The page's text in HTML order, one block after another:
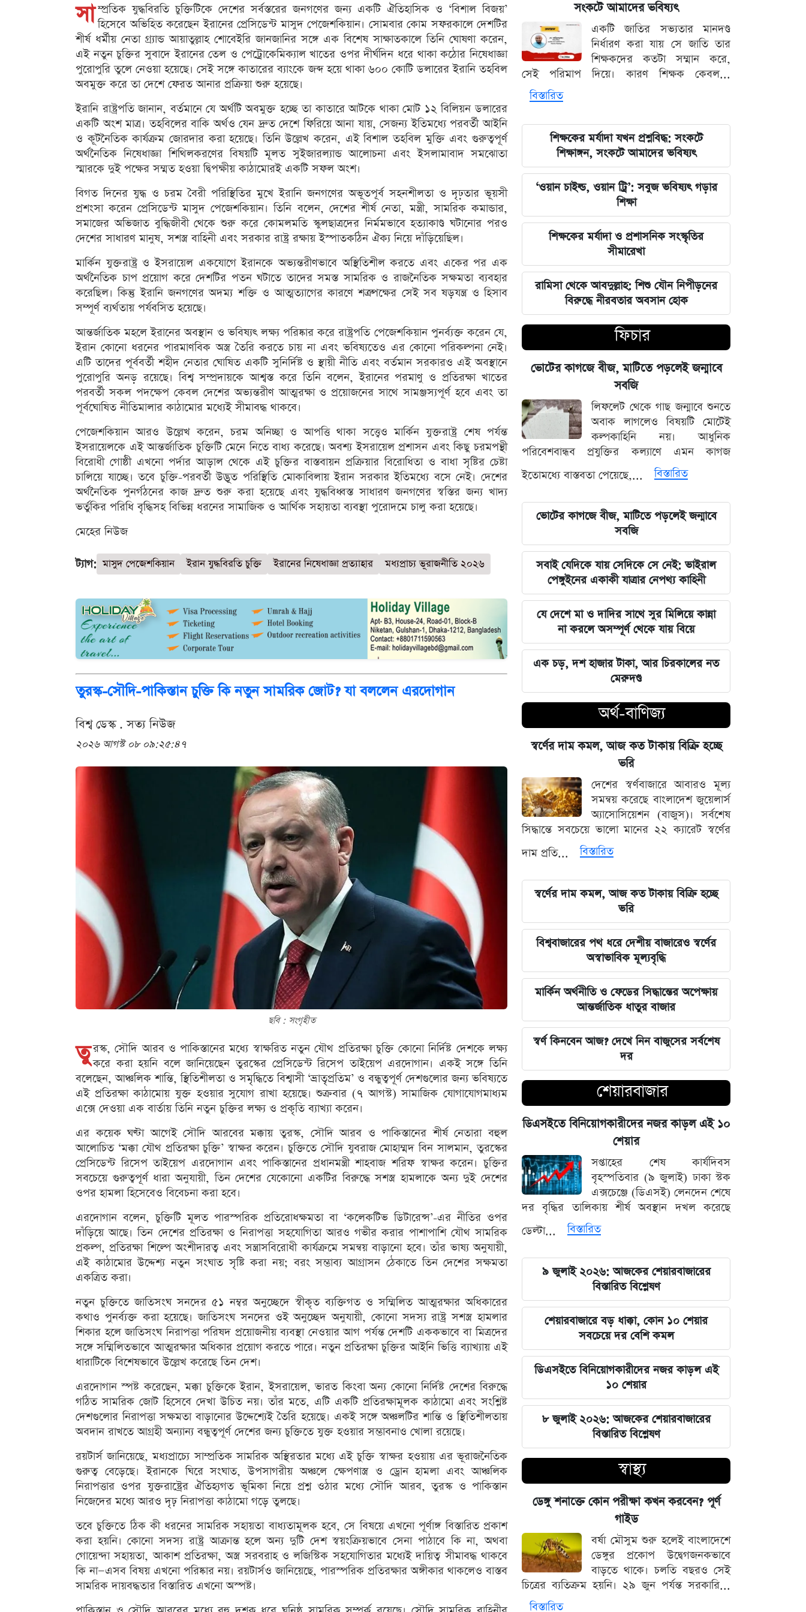
সা ম্প্রতিক যুদ্ধবিরতি চুক্তিটিকে দেশের সর্বস্তরের জনগণের জন্য একটি ঐতিহাসিক ও ‘বিশাল বিজয়’
হিসেবে অভিহিত করেছেন ইরানের প্রেসিডেন্ট মাসুদ পেজেশকিয়ান। সোমবার কোম সফরকালে দেশটির
শীর্ষ ধর্মীয় নেতা গ্র্যান্ড আয়াতুল্লাহ শোবেইরি জানজানির সঙ্গে এক বিশেষ সাক্ষাতকালে তিনি ঘোষণা করেন,
এই নতুন চুক্তির সুবাদে ইরানের তেল ও পেট্রোকেমিক্যাল খাতের ওপর দীর্ঘদিন ধরে থাকা কঠোর নিষেধাজ্ঞা
পুরোপুরি তুলে নেওয়া হয়েছে। সেই সঙ্গে কাতারের ব্যাংকে জব্দ হয়ে থাকা ৬০০ কোটি ডলারের ইরানি তহবিল
অবমুক্ত করে তা দেশে ফেরত আনার প্রক্রিয়া শুরু হয়েছে।
ইরানি রাষ্ট্রপতি জানান, বর্তমানে যে অর্থটি অবমুক্ত হচ্ছে তা কাতারে আটকে থাকা মোট ১২ বিলিয়ন ডলারের
একটি অংশ মাত্র। তহবিলের বাকি অর্থও যেন দ্রুত দেশে ফিরিয়ে আনা যায়, সেজন্য ইতিমধ্যে পরবর্তী আইনি
ও কূটনৈতিক কার্যক্রম জোরদার করা হয়েছে। তিনি উল্লেখ করেন, এই বিশাল তহবিল মুক্তি এবং গুরুত্বপূর্ণ
অর্থনৈতিক নিষেধাজ্ঞা শিথিলকরণের বিষয়টি মূলত সুইজারল্যান্ড আলোচনা এবং ইসলামাবাদ সমঝোতা
স্মারকে দুই পক্ষের সম্মত হওয়া দ্বিপক্ষীয় কাঠামোরই একটি সফল অংশ।
বিগত দিনের যুদ্ধ ও চরম বৈরী পরিস্থিতির মুখে ইরানি জনগণের অভূতপূর্ব সহনশীলতা ও দৃঢ়তার ভূয়সী
প্রশংসা করেন প্রেসিডেন্ট মাসুদ পেজেশকিয়ান। তিনি বলেন, দেশের শীর্ষ নেতা, মন্ত্রী, সামরিক কমান্ডার,
সমাজের অভিজাত বুদ্ধিজীবী থেকে শুরু করে কোমলমতি স্কুলছাত্রদের নির্মমভাবে হত্যাকাণ্ড ঘটানোর পরও
দেশের সাধারণ মানুষ, সশস্ত্র বাহিনী এবং সরকার রাষ্ট্র রক্ষায় ইস্পাতকঠিন ঐক্য নিয়ে দাঁড়িয়েছিল।
মার্কিন যুক্তরাষ্ট্র ও ইসরায়েল একযোগে ইরানকে অভ্যন্তরীণভাবে অস্থিতিশীল করতে এবং একের পর এক
অর্থনৈতিক চাপ প্রয়োগ করে দেশটির পতন ঘটাতে তাদের সমস্ত সামরিক ও রাজনৈতিক সক্ষমতা ব্যবহার
করেছিল। কিন্তু ইরানি জনগণের অদম্য শক্তি ও আত্মত্যাগের কারণে শত্রুপক্ষের সেই সব ষড়যন্ত্র ও হিসাব
সম্পূর্ণ ব্যর্থতায় পর্যবসিত হয়েছে।
আন্তর্জাতিক মহলে ইরানের অবস্থান ও ভবিষ্যৎ লক্ষ্য পরিষ্কার করে রাষ্ট্রপতি পেজেশকিয়ান পুনর্ব্যক্ত করেন যে,
ইরান কোনো ধরনের পারমাণবিক অস্ত্র তৈরি করতে চায় না এবং ভবিষ্যতেও এর কোনো পরিকল্পনা নেই।
এটি তাদের পূর্ববর্তী শহীদ নেতার ঘোষিত একটি সুনির্দিষ্ট ও স্থায়ী নীতি এবং বর্তমান সরকারও এই অবস্থানে
পুরোপুরি অনড় রয়েছে। বিশ্ব সম্প্রদায়কে আশ্বস্ত করে তিনি বলেন, ইরানের পরমাণু ও প্রতিরক্ষা খাতের
পরবর্তী সকল পদক্ষেপ কেবল দেশের অভ্যন্তরীণ আত্মরক্ষা ও প্রয়োজনের সাথে সামঞ্জস্যপূর্ণ হবে এবং তা
পূর্বঘোষিত নীতিমালার কাঠামোর মধ্যেই সীমাবদ্ধ থাকবে।
পেজেশকিয়ান আরও উল্লেখ করেন, চরম অনিচ্ছা ও আপত্তি থাকা সত্ত্বেও মার্কিন যুক্তরাষ্ট্র শেষ পর্যন্ত
ইসরায়েলকে এই আন্তর্জাতিক চুক্তিটি মেনে নিতে বাধ্য করেছে। অবশ্য ইসরায়েল প্রশাসন এবং কিছু চরমপন্থী
বিরোধী গোষ্ঠী এখনো পর্দার আড়াল থেকে এই চুক্তির বাস্তবায়ন প্রক্রিয়ার বিরোধিতা ও বাধা সৃষ্টির চেষ্টা
চালিয়ে যাচ্ছে। তবে চুক্তি-পরবর্তী উদ্ভূত পরিস্থিতি মোকাবিলায় ইরান সরকার ইতিমধ্যে বসে নেই। দেশের
অর্থনৈতিক পুনর্গঠনের কাজ দ্রুত শুরু করা হয়েছে এবং যুদ্ধবিধ্বস্ত সাধারণ জনগণের স্বস্তির জন্য খাদ্য
ভর্তুকির পরিধি বৃদ্ধিসহ বিভিন্ন ধরনের সামাজিক ও আর্থিক সহায়তা ব্যবস্থা পুরোদমে চালু করা হয়েছে।
মেহের নিউজ
ট্যাগ: মাসুদ পেজেশকিয়ান ইরান যুদ্ধবিরতি চুক্তি ইরানের নিষেধাজ্ঞা প্রত্যাহার মধ্যপ্রাচ্য ভূরাজনীতি ২০২৬
তুরস্ক-সৌদি-পাকিস্তান চুক্তি কি নতুন সামরিক জোট? যা বললেন এরদোগান
বিশ্ব ডেস্ক . সত্য নিউজ
২০২৬ আগস্ট ০৮ ০৯:২৫:৪৭
ছবি : সংগৃহীত
তু রস্ক, সৌদি আরব ও পাকিস্তানের মধ্যে স্বাক্ষরিত নতুন যৌথ প্রতিরক্ষা চুক্তি কোনো নির্দিষ্ট দেশকে লক্ষ্য
করে করা হয়নি বলে জানিয়েছেন তুরস্কের প্রেসিডেন্ট রিসেপ তাইয়েপ এরদোগান। একই সঙ্গে তিনি
বলেছেন, আঞ্চলিক শান্তি, স্থিতিশীলতা ও সমৃদ্ধিতে বিশ্বাসী ‘ভ্রাতৃপ্রতিম’ ও বন্ধুত্বপূর্ণ দেশগুলোর জন্য ভবিষ্যতে
এই প্রতিরক্ষা কাঠামোয় যুক্ত হওয়ার সুযোগ রাখা হয়েছে। শুক্রবার (৭ আগস্ট) সামাজিক যোগাযোগমাধ্যম
এক্সে দেওয়া এক বার্তায় তিনি নতুন চুক্তির লক্ষ্য ও প্রকৃতি ব্যাখ্যা করেন।
এর কয়েক ঘণ্টা আগেই সৌদি আরবের মক্কায় তুরস্ক, সৌদি আরব ও পাকিস্তানের শীর্ষ নেতারা বহুল
আলোচিত ‘মক্কা যৌথ প্রতিরক্ষা চুক্তি’ স্বাক্ষর করেন। চুক্তিতে সৌদি যুবরাজ মোহাম্মদ বিন সালমান, তুরস্কের
প্রেসিডেন্ট রিসেপ তাইয়েপ এরদোগান এবং পাকিস্তানের প্রধানমন্ত্রী শাহবাজ শরিফ স্বাক্ষর করেন। চুক্তির
সবচেয়ে গুরুত্বপূর্ণ ধারা অনুযায়ী, তিন দেশের যেকোনো একটির বিরুদ্ধে সশস্ত্র হামলাকে অন্য দুই দেশের
ওপর হামলা হিসেবেও বিবেচনা করা হবে।
এরদোগান বলেন, চুক্তিটি মূলত পারস্পরিক প্রতিরোধক্ষমতা বা ‘কলেকটিভ ডিটারেন্স’-এর নীতির ওপর
দাঁড়িয়ে আছে। তিন দেশের প্রতিরক্ষা ও নিরাপত্তা সহযোগিতা আরও গভীর করার পাশাপাশি যৌথ সামরিক
প্রকল্প, প্রতিরক্ষা শিল্পে অংশীদারত্ব এবং সন্ত্রাসবিরোধী কার্যক্রমে সমন্বয় বাড়ানো হবে। তাঁর ভাষ্য অনুযায়ী,
এই কাঠামোর উদ্দেশ্য নতুন সংঘাত সৃষ্টি করা নয়; বরং সম্ভাব্য আগ্রাসন ঠেকাতে তিন দেশের সক্ষমতা
একত্রিত করা।
নতুন চুক্তিতে জাতিসংঘ সনদের ৫১ নম্বর অনুচ্ছেদে স্বীকৃত ব্যক্তিগত ও সম্মিলিত আত্মরক্ষার অধিকারের
কথাও পুনর্ব্যক্ত করা হয়েছে। জাতিসংঘ সনদের ওই অনুচ্ছেদ অনুযায়ী, কোনো সদস্য রাষ্ট্র সশস্ত্র হামলার
শিকার হলে জাতিসংঘ নিরাপত্তা পরিষদ প্রয়োজনীয় ব্যবস্থা নেওয়ার আগ পর্যন্ত দেশটি এককভাবে বা মিত্রদের
সঙ্গে সম্মিলিতভাবে আত্মরক্ষার অধিকার প্রয়োগ করতে পারে। নতুন প্রতিরক্ষা চুক্তির আইনি ভিত্তি ব্যাখ্যায় এই
ধারাটিকে বিশেষভাবে উল্লেখ করেছে তিন দেশ।
এরদোগান স্পষ্ট করেছেন, মক্কা চুক্তিকে ইরান, ইসরায়েল, ভারত কিংবা অন্য কোনো নির্দিষ্ট দেশের বিরুদ্ধে
গঠিত সামরিক জোট হিসেবে দেখা উচিত নয়। তাঁর মতে, এটি একটি প্রতিরক্ষামূলক কাঠামো এবং সংশ্লিষ্ট
দেশগুলোর নিরাপত্তা সক্ষমতা বাড়ানোর উদ্দেশ্যেই তৈরি হয়েছে। একই সঙ্গে অঞ্চলটির শান্তি ও স্থিতিশীলতায়
অবদান রাখতে আগ্রহী অন্যান্য বন্ধুত্বপূর্ণ দেশের জন্য চুক্তিতে যুক্ত হওয়ার সম্ভাবনাও খোলা রয়েছে।
রয়টার্স জানিয়েছে, মধ্যপ্রাচ্যে সাম্প্রতিক সামরিক অস্থিরতার মধ্যে এই চুক্তি স্বাক্ষর হওয়ায় এর ভূরাজনৈতিক
গুরুত্ব বেড়েছে। ইরানকে ঘিরে সংঘাত, উপসাগরীয় অঞ্চলে ক্ষেপণাস্ত্র ও ড্রোন হামলা এবং আঞ্চলিক
নিরাপত্তার ওপর যুক্তরাষ্ট্রের ঐতিহ্যগত ভূমিকা নিয়ে প্রশ্ন ওঠার মধ্যে সৌদি আরব, তুরস্ক ও পাকিস্তান
নিজেদের মধ্যে আরও দৃঢ় নিরাপত্তা কাঠামো গড়ে তুলছে।
তবে চুক্তিতে ঠিক কী ধরনের সামরিক সহায়তা বাধ্যতামূলক হবে, সে বিষয়ে এখনো পূর্ণাঙ্গ বিস্তারিত প্রকাশ
করা হয়নি। কোনো সদস্য রাষ্ট্র আক্রান্ত হলে অন্য দুটি দেশ স্বয়ংক্রিয়ভাবে সেনা পাঠাবে কি না, অথবা
গোয়েন্দা সহায়তা, আকাশ প্রতিরক্ষা, অস্ত্র সরবরাহ ও লজিস্টিক সহযোগিতার মধ্যেই দায়িত্ব সীমাবদ্ধ থাকবে
কি না—এসব বিষয় এখনো পরিষ্কার নয়। রয়টার্সও জানিয়েছে, পারস্পরিক প্রতিরক্ষার অঙ্গীকার থাকলেও বাস্তব
সামরিক দায়বদ্ধতার বিস্তারিত এখনো অস্পষ্ট।
তুরস্ক-সৌদি-পাকিস্তান চুক্তি কি নতুন
সামরিক জোট? যা বললেন এরদোগান
ইরানকে যে শর্ত দিল যুক্তরাষ্ট্র, যেটা
প্রথম mRNA ফ্লু টিকা অনুমোদন, কারা
নিতে পারবেন
স্বর্ণ খাতে বড় সংস্কার, বদলাতে পারে
আমদানি-রপ্তানি নিয়ম
গণমাধ্যম শক্ত হলে গণতন্ত্রও টেকসই হবে:
মির্জা ফখরুল
আগস্টের শেষে চাকরিজীবীদের টানা ৪
দিনের ছুটির সুযোগ
মণিপুরের অমীমাংসিত সীমান্ত নিয়ে ভারত-
মিয়ানমার আলোচনা
সক্রিয় মৌসুমি বায়ুর প্রভাব ও আগামী
সপ্তাহের আবহাওয়ার সার্বিক রূপরেখা
ফ্যাসিবাদের কালো ছায়া তাড়াতে সাংস্কৃতিক
বিপ্লব প্রয়োজন: ডা. শফিকুর রহমান
দেশের নিরাপত্তা ব্যবস্থাপনায় আসছে বড়
পরিবর্তন, নতুন আইনের রূপরেখা প্রকাশ
আওয়ামী লীগ আমাদের শত্রু নয় মিত্র, তারা
বিএনপির সঙ্গে মিশে যাবে: নাছির চৌধুরী
এমপি
ঘরে বসেই যেভাবে জানবেন এসএসসির
ফলাফল, ১০ আগস্ট প্রকাশের ঘোষণা
মার্কিন ইমিগ্রেশন সার্ভিস বিভাগে বড়
পরিবর্তন, প্রবাসীদের জন্য জরুরি বার্তা
২০২৩ সালের ইসরায়েলি হামলার ক্ষত:
আড়াই বছর পর উদ্ধার ৪০ শিশুর
দেহাবশেষ
জুলাই শহীদদের কবর বাঁধানোর বরাদ্দও
মেরে খেয়েছে অন্তর্বর্তী সরকার: ইশরাক
হোসেন
শেয়ারবাজারে আর্থিক কেলেঙ্কারির তদন্তের
বড় আপডেট জানাল দুদক
যুদ্ধের বড় প্রস্তুতি নিচ্ছে ইরান, আকাশ
প্রতিরক্ষা ও অস্ত্র ব্যবস্থার ব্যাপক
আধুনিকায়ন
চার বিভাগে দুর্যোগপূর্ণ আবহাওয়ার আশঙ্কায়
আবহাওয়া দপ্তরের বিশেষ সতর্কতা
হাসিনাকে মাইক দেওয়ায় ভারতকে
কাঠগড়ায় তুললেন সালাহউদ্দিন
বিশ্ববাজারের পথ ধরে দেশীয় বাজারেও
স্বর্ণের অস্বাভাবিক মূল্যবৃদ্ধি
গ্যাস ও বিদ্যুৎ সংকট মোকাবিলায় নতুন
আশার খবর দিলেন জ্বালানিমন্ত্রী
নদীদূষণ দূর করতে না পারলে ভবিষ্যৎ
প্রজন্মের কাছে জবাব দিতে হবে: প্রধানমন্ত্রী
তারেক রহমান
ফ্যাসিবাদবিরোধী সব শক্তির জাতীয় ঐক্য
বজায় রাখা এখন সময়ের দাবি: মাহদী
আমিন
ইতিহাসের মালিকানা কারও একার নয়, ৫
রহমান লিটল
দেবিদ্বার ম্যানেজিং কমিটির সভাপতি
নির্বাচিত মিজানুর রহমান মাস্টার
জুলাইয়ের চেতনাকে হৃদয়ে ধারণ করতে
হবে, যেন তা হারিয়ে না যায়: ভারপ্রাপ্ত
রাষ্ট্রপতি
ভারত সরকারের আলটিমেটামের মুখে
নতিস্বীকার, ভুল স্বীকার করল মেটা
লঙ্কা প্রিমিয়ার লিগে ভারতীয় কিংবদন্তির
আগমন, মালিকানায় বড় চমক
জুলাই কার-এ নিয়ে বিভাজন করলে অর্জন
হারিয়ে যাবে: স্বরাষ্ট্রমন্ত্রী
আগামী ৪৮ ঘণ্টার আবহাওয়ার চিত্র: ঝোড়ো
বৃষ্টি নিয়ে সতর্কবার্তা
'মানুষ ভোট দিয়ে এমপি বানিয়েছে,
বিএনপিকে সত্য মেনে নিতে হবে': রুমিন
সংকটে আমাদের ভবিষ্যৎ
একটি জাতির সভ্যতার মানদণ্ড
নির্ধারণ করা যায় সে জাতি তার
শিক্ষকদের কতটা সম্মান করে,
সেই পরিমাপ দিয়ে। কারণ শিক্ষক কেবল...
বিস্তারিত
শিক্ষকের মর্যাদা যখন প্রশ্নবিদ্ধ: সংকটে
শিক্ষাঙ্গন, সংকটে আমাদের ভবিষ্যৎ
‘ওয়ান চাইল্ড, ওয়ান ট্রি’: সবুজ ভবিষ্যৎ গড়ার
শিক্ষা
শিক্ষকের মর্যাদা ও প্রশাসনিক সংস্কৃতির
সীমারেখা
রামিসা থেকে আবদুল্লাহ: শিশু যৌন নিপীড়নের
বিরুদ্ধে নীরবতার অবসান হোক
ফিচার
ভোটের কাগজে বীজ, মাটিতে পড়লেই জন্মাবে
সবজি
লিফলেট থেকে গাছ জন্মাবে শুনতে
অবাক লাগলেও বিষয়টি মোটেই
কল্পকাহিনি নয়। আধুনিক
পরিবেশবান্ধব প্রযুক্তির কল্যাণে এমন কাগজ
ইতোমধ্যে বাস্তবতা পেয়েছে,...
বিস্তারিত
ভোটের কাগজে বীজ, মাটিতে পড়লেই জন্মাবে
সবজি
সবাই যেদিকে যায় সেদিকে সে নেই: ভাইরাল
পেঙ্গুইনের একাকী যাত্রার নেপথ্য কাহিনী
যে দেশে মা ও দাদির সাথে সুর মিলিয়ে কান্না
না করলে অসম্পূর্ণ থেকে যায় বিয়ে
এক চড়, দশ হাজার টাকা, আর চিরকালের নত
মেরুদণ্ড
অর্থ-বাণিজ্য
স্বর্ণের দাম কমল, আজ কত টাকায় বিক্রি হচ্ছে
ভরি
দেশের স্বর্ণবাজারে আবারও মূল্য
সমন্বয় করেছে বাংলাদেশ জুয়েলার্স
অ্যাসোসিয়েশন (বাজুস)। সর্বশেষ
সিদ্ধান্তে সবচেয়ে ভালো মানের ২২ ক্যারেট স্বর্ণের
দাম প্রতি...
বিস্তারিত
স্বর্ণের দাম কমল, আজ কত টাকায় বিক্রি হচ্ছে
ভরি
বিশ্ববাজারের পথ ধরে দেশীয় বাজারেও স্বর্ণের
অস্বাভাবিক মূল্যবৃদ্ধি
মার্কিন অর্থনীতি ও ফেডের সিদ্ধান্তের অপেক্ষায়
আন্তর্জাতিক ধাতুর বাজার
স্বর্ণ কিনবেন আজ? দেখে নিন বাজুসের সর্বশেষ
দর
শেয়ারবাজার
ডিএসইতে বিনিয়োগকারীদের নজর কাড়ল এই ১০
শেয়ার
সপ্তাহের শেষ কার্যদিবস
বৃহস্পতিবার (৯ জুলাই) ঢাকা স্টক
এক্সচেঞ্জে (ডিএসই) লেনদেন শেষে
দর বৃদ্ধির তালিকায় শীর্ষ অবস্থান দখল করেছে
ডেল্টা...
বিস্তারিত
৯ জুলাই ২০২৬: আজকের শেয়ারবাজারের
বিস্তারিত বিশ্লেষণ
শেয়ারবাজারে বড় ধাক্কা, কোন ১০ শেয়ার
সবচেয়ে দর বেশি কমল
ডিএসইতে বিনিয়োগকারীদের নজর কাড়ল এই
১০ শেয়ার
৮ জুলাই ২০২৬: আজকের শেয়ারবাজারের
বিস্তারিত বিশ্লেষণ
স্বাস্থ্য
ডেঙ্গু শনাক্তে কোন পরীক্ষা কখন করবেন? পূর্ণ
গাইড
বর্ষা মৌসুম শুরু হলেই বাংলাদেশে
ডেঙ্গুর প্রকোপ উদ্বেগজনকভাবে
বাড়তে থাকে। চলতি বছরও সেই
চিত্রের ব্যতিক্রম হয়নি। ২৯ জুন পর্যন্ত সরকারি...
বিস্তারিত